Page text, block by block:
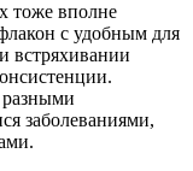
тоже вполне
с удобным для
встряхивании
разными
заболеваниями,